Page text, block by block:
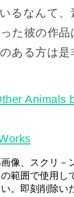
るなんて
た彼の作
ある方は
Animals
像、スクリ－
範囲で使用し
。即刻削除い